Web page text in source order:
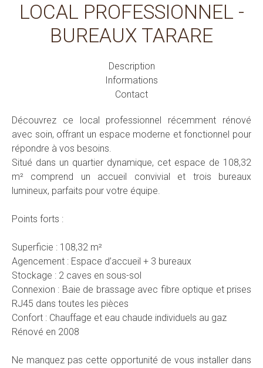
LOCAL PROFESSIONNEL -
BUREAUX TARARE
Description
Informations
Contact
Découvrez ce local professionnel récemment rénové
avec soin, offrant un espace moderne et fonctionnel pour
répondre à vos besoins.
Situé dans un quartier dynamique, cet espace de 108,32
m² comprend un accueil convivial et trois bureaux
lumineux, parfaits pour votre équipe.
Points forts :
Superficie : 108,32 m²
Agencement : Espace d’accueil + 3 bureaux
Stockage : 2 caves en sous-sol
Connexion : Baie de brassage avec fibre optique et prises
RJ45 dans toutes les pièces
Confort : Chauffage et eau chaude individuels au gaz
Rénové en 2008
Ne manquez pas cette opportunité de vous installer dans